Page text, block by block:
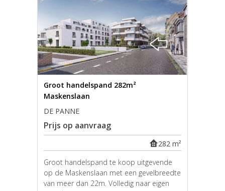
Groot handelspand 282m²
Maskenslaan
DE PANNE
Prijs op aanvraag
282 m²
Groot handelspand te koop uitgevende
op de Maskenslaan met een gevelbreedte
van meer dan 22m. Volledig naar eigen